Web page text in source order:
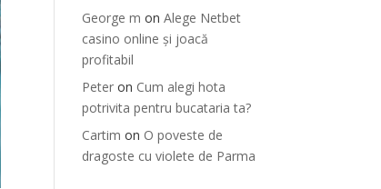
George m onAlege Netbet
casino online și joacă
profitabil
Peter on Cum alegi hota
potrivita pentru bucataria ta?
Cartim on O poveste de
dragoste cu violete de Parma